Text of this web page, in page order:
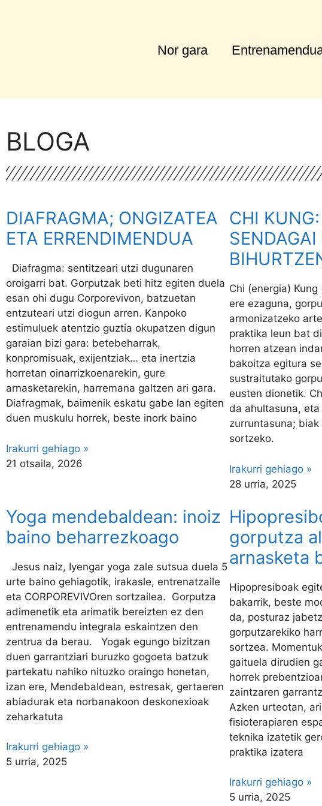
Nor gara
BLOGA
DIAFRAGMA; ONGIZATEA
ETA ERRENDIMENDUA
Diafragma: sentitzeari utzi dugunaren
oroigarri bat. Gorputzak beti hitz egiten duela
esan ohi dugu Corporevivon, batzuetan
entzuteari utzi diogun arren. Kanpoko
estimuluek atentzio guztia okupatzen digun
garaian bizi gara: betebeharrak,
konpromisuak, exijentziak… eta inertzia
horretan oinarrizkoenarekin, gure
arnasketarekin, harremana galtzen ari gara.
Diafragmak, baimenik eskatu gabe lan egiten
duen muskulu horrek, beste inork baino
Irakurri gehiago »
21 otsaila, 2026
CHI
Chi (energia)
ere ezaguna,
armonizatzeko
praktika leun bat
horren atzean
bakoitza egitura
sustraitutako
eusten dionetik.
da ahultasuna,
zurruntasuna;
sortzeko.
Irakurri gehiago »
28 urria, 2025
Yoga mendebaldean: inoiz
baino beharrezkoago
Jesus naiz, Iyengar yoga zale sutsua duela 5
urte baino gehiagotik, irakasle, entrenatzaile
eta CORPOREVIVOren sortzailea. Gorputza
adimenetik eta arimatik bereizten ez den
entrenamendu integrala eskaintzen den
zentrua da berau. Yogak egungo bizitzan
duen garrantziari buruzko gogoeta batzuk
partekatu nahiko nituzko oraingo honetan,
izan ere, Mendebaldean, estresak, gertaeren
abiadurak eta norbanakoon deskonexioak
zeharkatuta
Irakurri gehiago »
5 urria, 2025
gorputza
arnasketa
Hipopresiboak
bakarrik, beste
da, posturaz
gorputzarekiko
sortzea.
gaituela dirudien
horrek
zaintzaren
Azken urteotan,
fisioterapiaren
teknika izatetik
praktika izatera
Irakurri gehiago »
5 urria, 2025